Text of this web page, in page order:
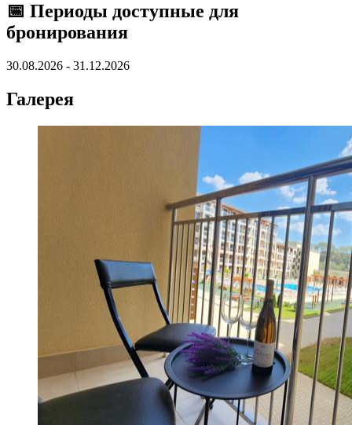
📅 Периоды доступные для
бронирования
30.08.2026 - 31.12.2026
Галерея